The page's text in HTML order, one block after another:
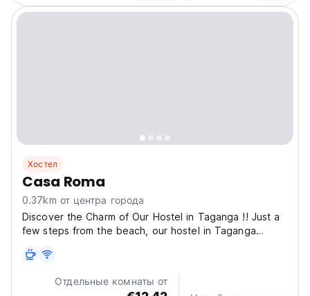
Хостел
Casa Roma
0.37km от центра города
Discover the Charm of Our Hostel in Taganga !! Just a
few steps from the beach, our hostel in Taganga
Caribbean coast. Enjoy a natural paradise with all the
amenities and thoughtful details designed to make...
Отдельные комнаты от